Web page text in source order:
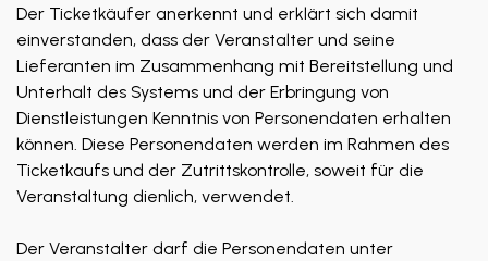
Der Ticketkäufer anerkennt und erklärt sich damit
einverstanden, dass der Veranstalter und seine
Lieferanten im Zusammenhang mit Bereitstellung und
Unterhalt des Systems und der Erbringung von
Dienstleistungen Kenntnis von Personendaten erhalten
können. Diese Personendaten werden im Rahmen des
Ticketkaufs und der Zutrittskontrolle, soweit für die
Veranstaltung dienlich, verwendet.
Der Veranstalter darf die Personendaten unter